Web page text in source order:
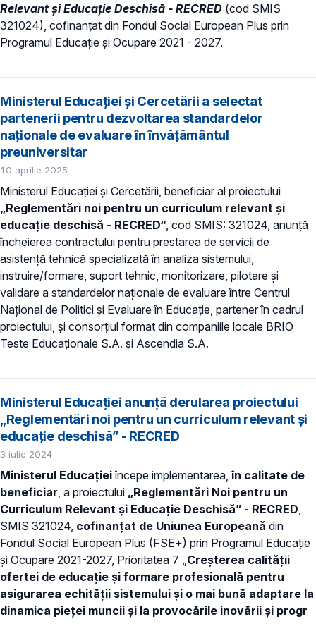
Relevant și Educație Deschisă - RECRED (cod SMIS
321024), cofinanțat din Fondul Social European Plus prin
Programul Educație și Ocupare 2021 - 2027.
Ministerul Educației și Cercetării a selectat
partenerii pentru dezvoltarea standardelor
naționale de evaluare în învățământul
preuniversitar
10 aprilie 2025
Ministerul Educației și Cercetării, beneficiar al proiectului
„Reglementări noi pentru un curriculum relevant și
educație deschisă - RECRED“, cod SMIS: 321024, anunță
încheierea contractului pentru prestarea de servicii de
asistență tehnică specializată în analiza sistemului,
instruire/formare, suport tehnic, monitorizare, pilotare și
validare a standardelor naționale de evaluare între Centrul
Național de Politici și Evaluare în Educație, partener în cadrul
proiectului, și consorțiul format din companiile locale BRIO
Teste Educaționale S.A. și Ascendia S.A.
Ministerul Educației anunță derularea proiectului
„Reglementări noi pentru un curriculum relevant și
educație deschisă” - RECRED
3 iulie 2024
Ministerul Educațieiîncepe implementarea,în calitate de
beneficiar, a proiectului „Reglementări Noi pentru un
Curriculum Relevant și Educație Deschisă” - RECRED,
SMIS 321024, cofinanțat de Uniunea Europeană din
Fondul Social European Plus (FSE+) prin Programul Educație
și Ocupare 2021-2027, Prioritatea 7 „Creșterea calității
ofertei de educație și formare profesională pentru
asigurarea echității sistemului și o mai bună adaptare la
dinamica pieței muncii și la provocările inovării și progr